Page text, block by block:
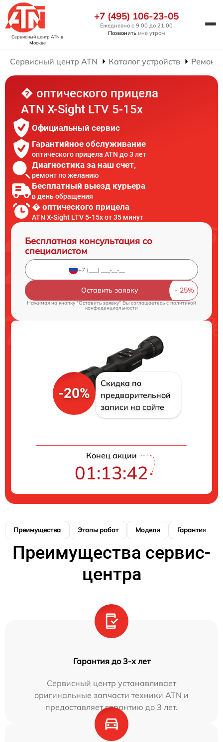
Сервисный центр ATN в
Москве
+7 (495) 106-23-05
Ежедневно с 9:00 до 21:00
Позвонить мне утром
Сервисный центр ATN Каталог устройств Ремонт
� оптического прицела
ATN X-Sight LTV 5-15x
Официальный сервис
Гарантийное обслуживание
оптического прицела ATN до 3 лет
Диагностика за наш счет,
ремонт по желанию
Бесплатный выезд курьера
в день обращения
� оптического прицела
ATN X-Sight LTV 5-15x от 35 минут
Бесплатная консультация со
специалистом
Оставить заявку
Нажимая на кнопку "Оставить заявку" Вы соглашаетесь cполитикой
конфиденциальности
-20%
Скидка по
предварительной
записи на сайте
Конец акции
01:13:41
Преимущества Этапы работ Модели Гарантия
Преимущества сервис-
центра
Гарантия до 3-х лет
Сервисный центр устанавливает
оригинальные запчасти техники ATN и
предоставляет гарантию до 3 лет.